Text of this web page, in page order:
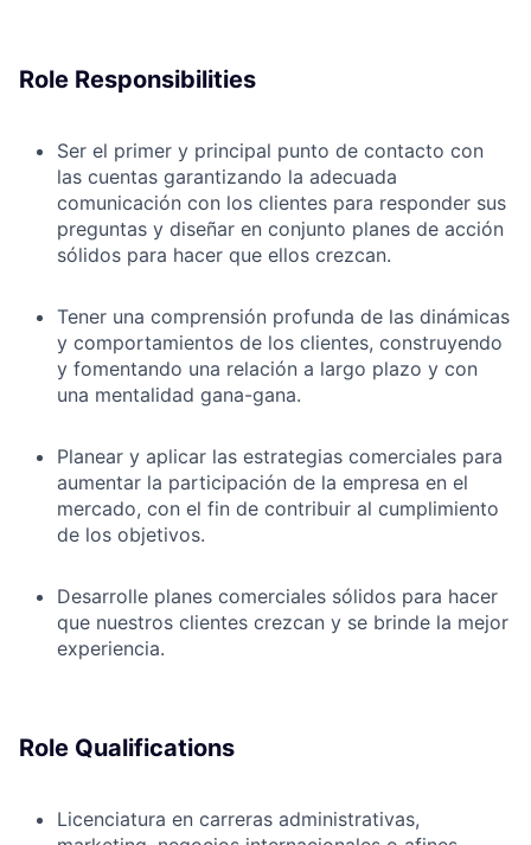
Role Responsibilities
Ser el primer y principal punto de contacto con
las cuentas garantizando la adecuada
comunicación con los clientes para responder sus
preguntas y diseñar en conjunto planes de acción
sólidos para hacer que ellos crezcan.
Tener una comprensión profunda de las dinámicas
y comportamientos de los clientes, construyendo
y fomentando una relación a largo plazo y con
una mentalidad gana-gana.
Planear y aplicar las estrategias comerciales para
aumentar la participación de la empresa en el
mercado, con el fin de contribuir al cumplimiento
de los objetivos.
Desarrolle planes comerciales sólidos para hacer
que nuestros clientes crezcan y se brinde la mejor
experiencia.
Role Qualifications
Licenciatura en carreras administrativas,